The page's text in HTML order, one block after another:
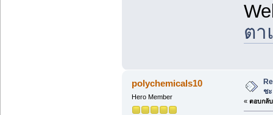
ตา
polychemicals10
Hero Member
ช
« ตอบกลั